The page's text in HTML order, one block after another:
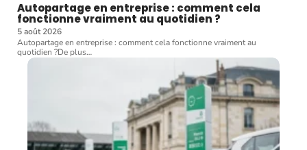
Autopartage en entreprise : comment cela
fonctionne vraiment au quotidien ?
5 août 2026
Autopartage en entreprise : comment cela fonctionne vraiment au
quotidien ?De plus…